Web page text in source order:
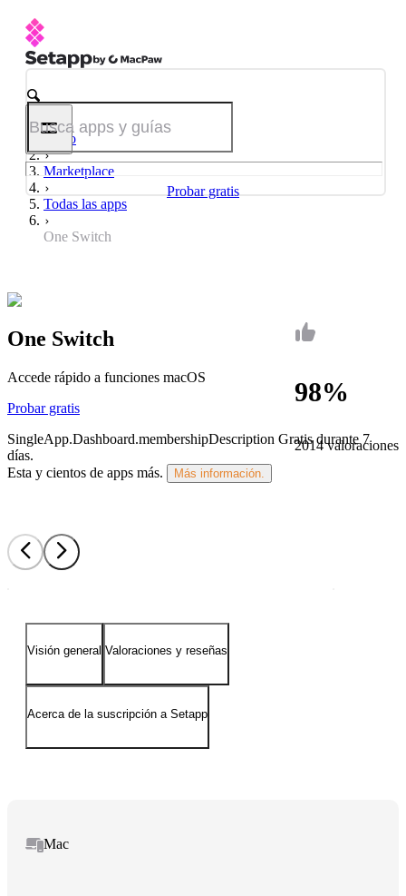
Probar gratis
Inicio
Marketplace
Todas las apps
One Switch
98%
2014 valoraciones
One Switch
Accede rápido a funciones macOS
Probar gratis
SingleApp.Dashboard.membershipDescription Gratis durante 7
días.
Esta y cientos de apps más.
Más información.
Visión general Valoraciones y reseñas
Acerca de la suscripción a Setapp
Mac